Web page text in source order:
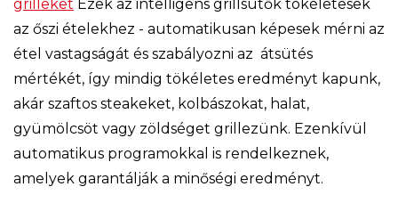
grilleket Ezek az intelligens grillsütők tökéletesek
az őszi ételekhez - automatikusan képesek mérni az
étel vastagságát és szabályozni az átsütés
mértékét, így mindig tökéletes eredményt kapunk,
akár szaftos steakeket, kolbászokat, halat,
gyümölcsöt vagy zöldséget grillezünk. Ezenkívül
automatikus programokkal is rendelkeznek,
amelyek garantálják a minőségi eredményt.